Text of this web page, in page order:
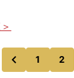
前
1 2